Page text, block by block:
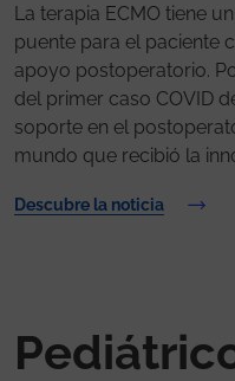
La terapia ECMO tiene
puente para el paciente
apoyo postoperatorio.
del primer caso COVID
soporte en el
mundo que recibió la
Descubre la noticia